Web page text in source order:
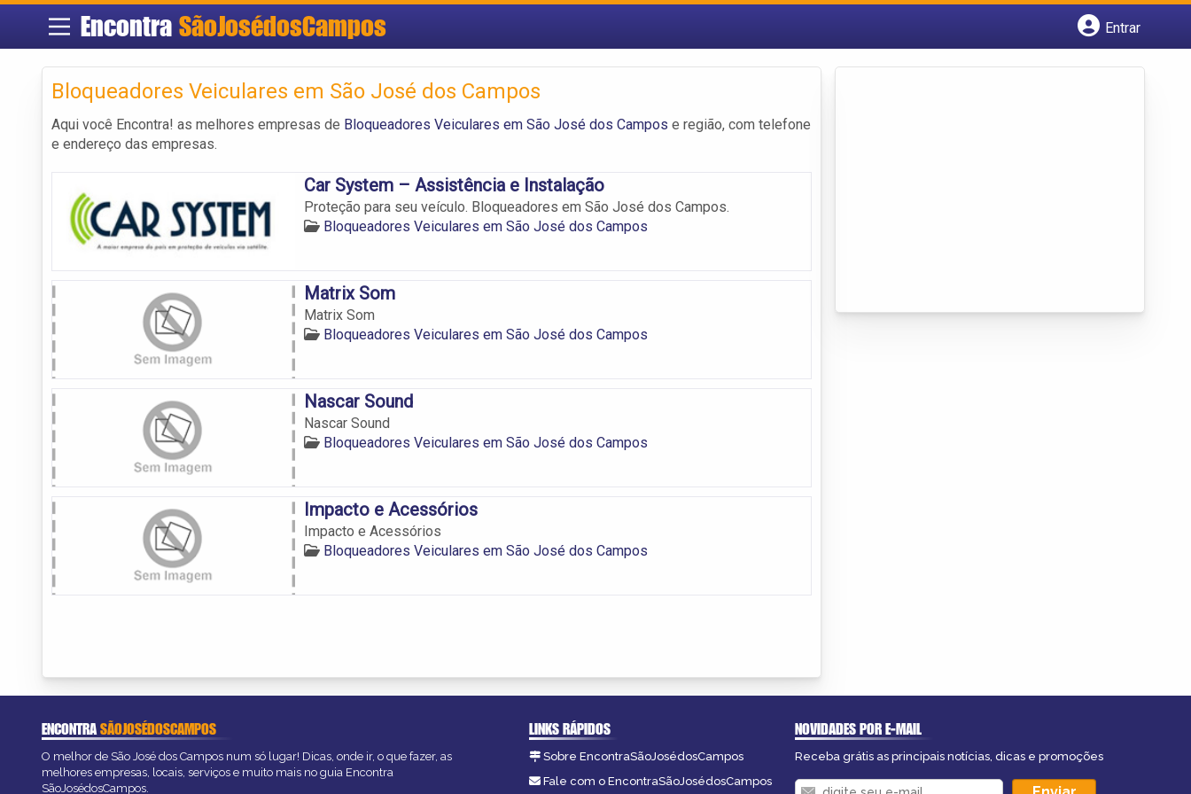
Encontra SãoJosédosCampos
Entrar
Bloqueadores Veiculares em São José dos Campos
Aqui você Encontra! as melhores empresas de Bloqueadores Veiculares em São José dos Campos e região, com telefone
e endereço das empresas.
Car System – Assistência e Instalação
Proteção para seu veículo. Bloqueadores em São José dos Campos.
Bloqueadores Veiculares em São José dos Campos
Matrix Som
Matrix Som
Bloqueadores Veiculares em São José dos Campos
Nascar Sound
Nascar Sound
Bloqueadores Veiculares em São José dos Campos
Impacto e Acessórios
Impacto e Acessórios
Bloqueadores Veiculares em São José dos Campos
ENCONTRASÃOJOSÉDOSCAMPOS
O melhor de São José dos Campos num só lugar! Dicas, onde ir, o que fazer, as
melhores empresas, locais, serviços e muito mais no guia Encontra
SãoJosédosCampos.
LINKS RÁPIDOS
Sobre EncontraSãoJosédosCampos
Fale com o EncontraSãoJosédosCampos
NOVIDADES POR E-MAIL
Receba grátis as principais notícias, dicas e promoções